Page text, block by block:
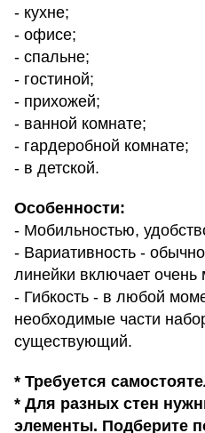
- кухне;
- офисе;
- спальне;
- гостиной;
- прихожей;
- ванной комнате;
- гардеробной комнате;
- в детской.
Особенности:
- Мобильностью,
- Вариативность -
линейки включает очень
- Гибкость - в любой
необходимые части
существующий.
* Требуется
* Для разных стен
элементы. Подберите